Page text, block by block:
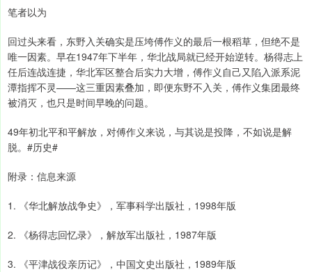
笔者以为
回过头来看，东野入关确实是压垮傅作义的最后一根稻草，但绝不是
唯一因素。早在1947年下半年，华北战局就已经开始逆转。杨得志上
任后连战连捷，华北军区整合后实力大增，傅作义自己又陷入派系泥
潭指挥不灵——这三重因素叠加，即便东野不入关，傅作义集团最终
被消灭，也只是时间早晚的问题。
49年初北平和平解放，对傅作义来说，与其说是投降，不如说是解
脱。#历史#
附录：信息来源
1. 《华北解放战争史》，军事科学出版社，1998年版
2. 《杨得志回忆录》，解放军出版社，1987年版
3. 《平津战役亲历记》，中国文史出版社，1989年版